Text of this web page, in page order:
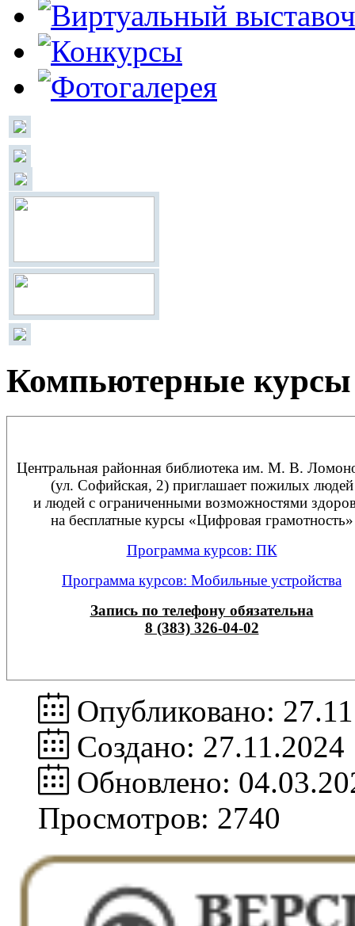
Компьютерные курсы
Центральная районная библиотека им. М. В.
(ул. Софийская, 2) приглашает пожилых людей
и людей с ограниченными возможностями
на бесплатные курсы «Цифровая грамотность»
Программа курсов: ПК
Программа курсов: Мобильные устройства
Запись по телефону обязательна
8 (383) 326-04-02
Опубликовано:
Создано: 27.11.2024
Обновлено:
Просмотров: 2740